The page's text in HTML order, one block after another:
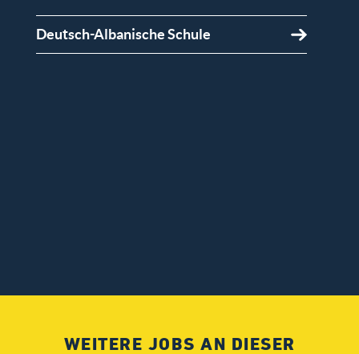
Deutsch-Albanische Schule
WEITERE JOBS AN DIESER